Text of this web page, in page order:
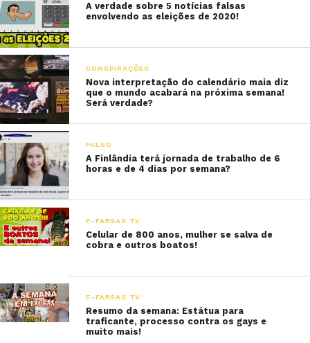
A verdade sobre 5 notícias falsas
envolvendo as eleições de 2020!
CONSPIRAÇÕES
Nova interpretação do calendário maia diz
que o mundo acabará na próxima semana!
Será verdade?
FALSO
A Finlândia terá jornada de trabalho de 6
horas e de 4 dias por semana?
E-FARSAS TV
Celular de 800 anos, mulher se salva de
cobra e outros boatos!
E-FARSAS TV
Resumo da semana: Estátua para
traficante, processo contra os gays e
muito mais!